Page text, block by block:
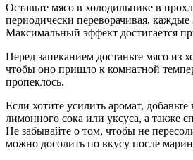
Оставьте мясо в холодильнике в
периодически переворачивая, каждые
Максимальный эффект достигается
Перед запеканием достаньте мясо из
чтобы оно пришло к комнатной
пропеклось.
Если хотите усилить аромат,
лимонного сока или уксуса, а также
Не забывайте о том, чтобы не
можно досолить по вкусу после